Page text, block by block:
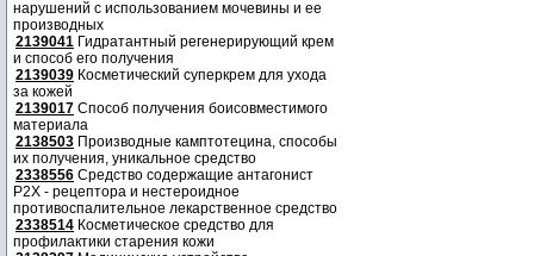
нарушений с использованием мочевины и ее
производных
2139041 Гидратантный регенерирующий крем
и способ его получения
2139039 Косметический суперкрем для ухода
за кожей
2139017 Способ получения боисовместимого
материала
2138503 Производные камптотецина, способы
их получения, уникальное средство
2338556 Средство содержащие антагонист
Р2Х - рецептора и нестероидное
противоспалительное лекарственное средство
2338514 Косметическое средство для
профилактики старения кожи